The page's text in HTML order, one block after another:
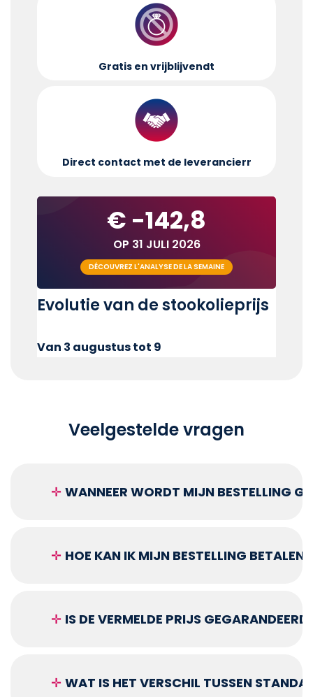
Gratis en vrijblijvendt
Direct contact met de leverancierr
€ -142,8
OP 31 JULI 2026
DÉCOUVREZ L'ANALYSE DE LA SEMAINE
Evolutie van de stookolieprijs
Van 3 augustus tot 9
Veelgestelde vragen
✛ WANNEER WORDT MIJN BESTELLING
✛ HOE KAN IK MIJN BESTELLING BETALEN?
✛ IS DE VERMELDE PRIJS
✛ WAT IS HET VERSCHIL TUSSEN